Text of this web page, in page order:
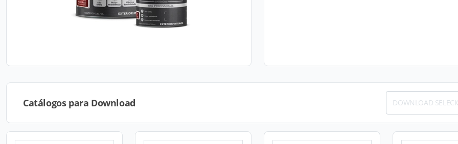
Catálogos para Download DOWNLOAD